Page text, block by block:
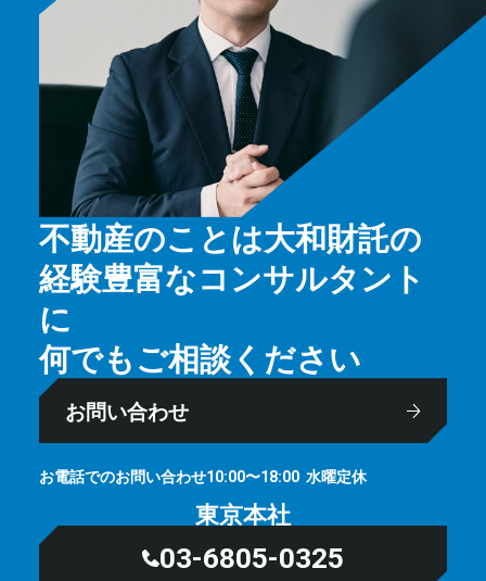
不動産のことは大和財託の
経験豊富なコンサルタント
に
何でもご相談ください
お問い合わせ
お電話でのお問い合わせ10:00〜18:00 ⽔曜定休
東京本社
03-6805-0325